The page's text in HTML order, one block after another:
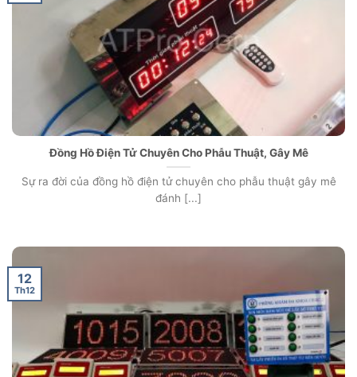
Đồng Hồ Điện Tử Chuyên Cho Phẫu Thuật, Gây Mê
Sự ra đời của đồng hồ điện tử chuyên cho phẫu thuật gây mê
đánh [...]
12
Th12